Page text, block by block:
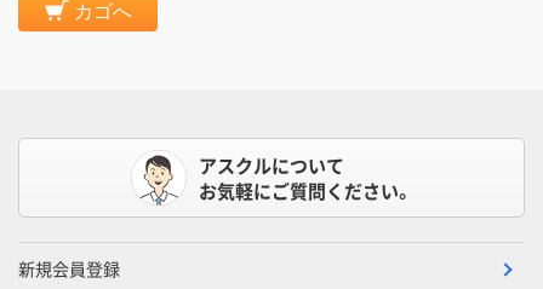
カゴへ
アスクルについて
お気軽にご質問ください。
新規会員登録